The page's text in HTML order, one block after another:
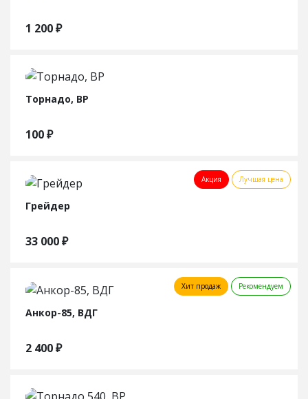
1 200₽
Торнадо, ВР
100₽
Акция Лучшая цена
Грейдер
33 000₽
Хит продаж Рекомендуем
Анкор-85, ВДГ
2 400₽